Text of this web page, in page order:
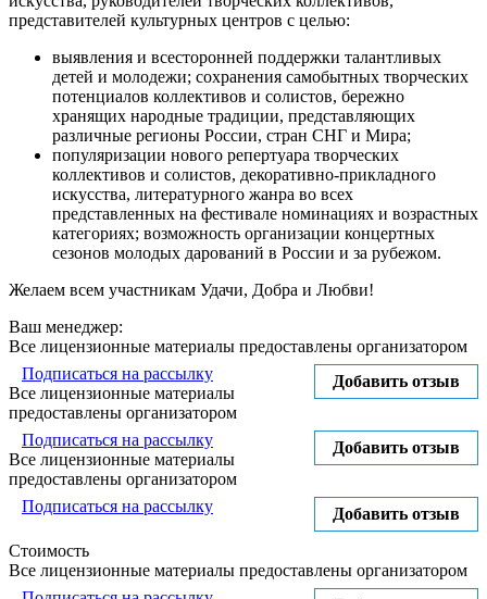
представителей культурных центров с целью:
выявления и всесторонней поддержки талантливых
детей и молодежи; сохранения самобытных творческих
потенциалов коллективов и солистов, бережно
хранящих народные традиции, представляющих
различные регионы России, стран СНГ и Мира;
популяризации нового репертуара творческих
коллективов и солистов, декоративно-прикладного
искусства, литературного жанра во всех
представленных на фестивале номинациях и возрастных
категориях; возможность организации концертных
сезонов молодых дарований в России и за рубежом.
Желаем всем участникам Удачи, Добра и Любви!
Ваш менеджер:
Все лицензионные материалы предоставлены организатором
Добавить отзыв
Подписаться на рассылку
Все лицензионные материалы
предоставлены организатором
Добавить отзыв
Подписаться на рассылку
Все лицензионные материалы
предоставлены организатором
Добавить отзыв
Подписаться на рассылку
Стоимость
Все лицензионные материалы предоставлены организатором